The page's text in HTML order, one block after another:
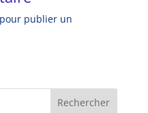
publier un